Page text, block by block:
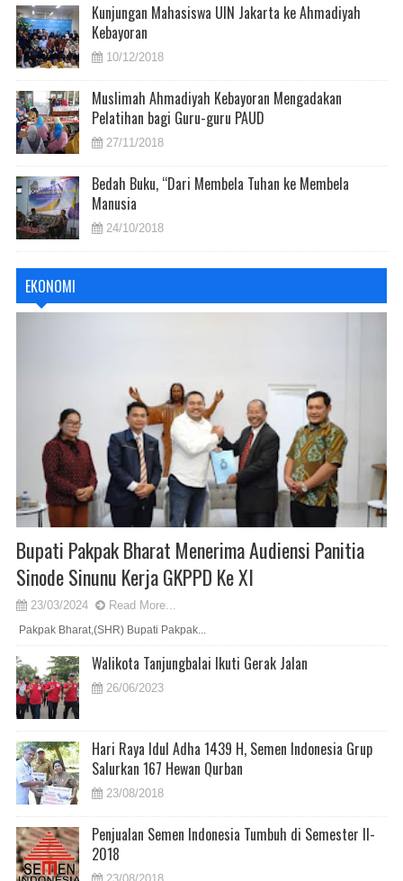
Kunjungan Mahasiswa UIN Jakarta ke Ahmadiyah
Kebayoran
10/12/2018
Muslimah Ahmadiyah Kebayoran Mengadakan
Pelatihan bagi Guru-guru PAUD
27/11/2018
Bedah Buku, “Dari Membela Tuhan ke Membela
Manusia
24/10/2018
EKONOMI
Bupati Pakpak Bharat Menerima Audiensi Panitia
Sinode Sinunu Kerja GKPPD Ke XI
23/03/2024 Read More...
Pakpak Bharat,(SHR) Bupati Pakpak...
Walikota Tanjungbalai Ikuti Gerak Jalan
26/06/2023
Hari Raya Idul Adha 1439 H, Semen Indonesia Grup
Salurkan 167 Hewan Qurban
23/08/2018
Penjualan Semen Indonesia Tumbuh di Semester II-
2018